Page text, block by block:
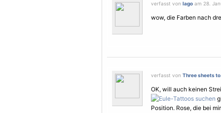
verfasst von Iago am 28.
wow, die Farben nach
verfasst von Three sheets
OK, will auch keinen
Position. Rose, die bei